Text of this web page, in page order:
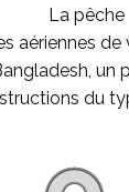
La pêche
aériennes de
un
du